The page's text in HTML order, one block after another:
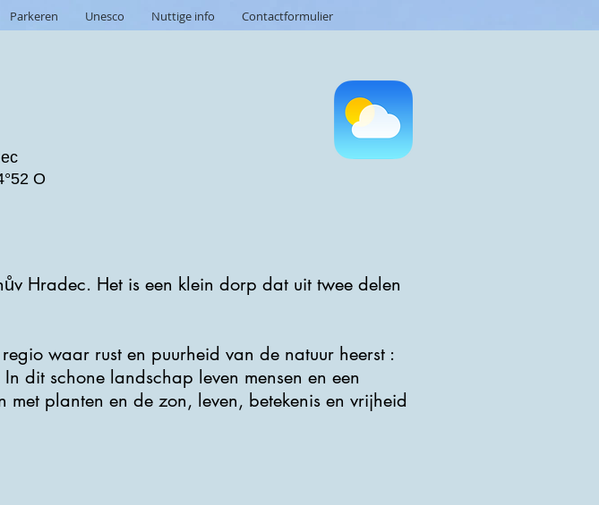
Parkeren Unesco Nuttige info Contactformulier
O
Hradec. Het is een klein dorp dat uit twee delen
waar rust en puurheid van de natuur heerst :
dit schone landschap leven mensen en een
planten en de zon, leven, betekenis en vrijheid